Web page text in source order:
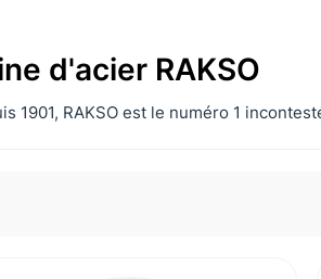
d'acier RAKSO
1901, RAKSO est le numéro 1